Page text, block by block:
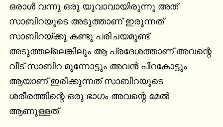
ഒരാൾ വന്നു ഒരു യുവാവായിരുന്നു അത്
സാബിറയുടെ അടുത്താണ് ഇരുന്നത്
സാബിറയ്ക്കു കണ്ടു പരിചയമുണ്ട്
അടുത്തല്ലെങ്കിലും ആ പ്രദേശത്താണ് അവന്റെ
വീട് സാബിറ മുന്നോട്ടും അവൻ പിറകോട്ടും
ആയാണ് ഇരിക്കുന്നത് സാബിറയുടെ
ശരീരത്തിന്റെ ഒരു ഭാഗം അവന്റെ മേൽ
ആണുള്ളത്